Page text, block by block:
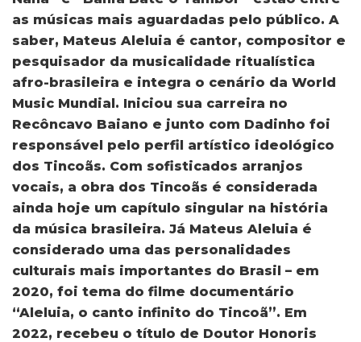
as músicas mais aguardadas pelo público. A
saber, Mateus Aleluia é cantor, compositor e
pesquisador da musicalidade ritualística
afro-brasileira e integra o cenário da World
Music Mundial. Iniciou sua carreira no
Recôncavo Baiano e junto com Dadinho foi
responsável pelo perfil artístico ideológico
dos Tincoãs. Com sofisticados arranjos
vocais, a obra dos Tincoãs é considerada
ainda hoje um capítulo singular na história
da música brasileira. Já Mateus Aleluia é
considerado uma das personalidades
culturais mais importantes do Brasil – em
2020, foi tema do filme documentário
“Aleluia, o canto infinito do Tincoã”. Em
2022, recebeu o título de Doutor Honoris